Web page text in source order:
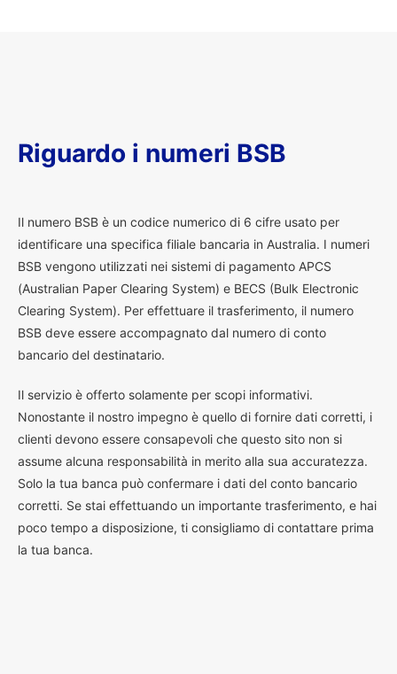
Riguardo i numeri BSB
Il numero BSB è un codice numerico di 6 cifre usato per
identificare una specifica filiale bancaria in Australia. I numeri
BSB vengono utilizzati nei sistemi di pagamento APCS
(Australian Paper Clearing System) e BECS (Bulk Electronic
Clearing System). Per effettuare il trasferimento, il numero
BSB deve essere accompagnato dal numero di conto
bancario del destinatario.
Il servizio è offerto solamente per scopi informativi.
Nonostante il nostro impegno è quello di fornire dati corretti, i
clienti devono essere consapevoli che questo sito non si
assume alcuna responsabilità in merito alla sua accuratezza.
Solo la tua banca può confermare i dati del conto bancario
corretti. Se stai effettuando un importante trasferimento, e hai
poco tempo a disposizione, ti consigliamo di contattare prima
la tua banca.